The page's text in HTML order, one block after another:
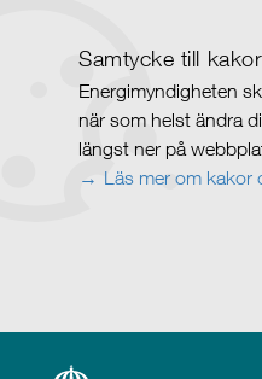
Samtycke till kakor
Energimyndigheten
när som helst ändra
längst ner på
Läs mer om kakor